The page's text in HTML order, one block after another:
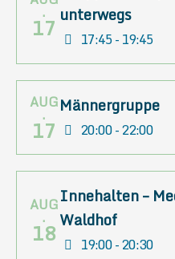
.
17 unterwegs
17:45 - 19:45
AUG
.
17
Männergruppe
20:00 - 22:00
AUG
.
18
Innehalten –
Waldhof
19:00 - 20:30